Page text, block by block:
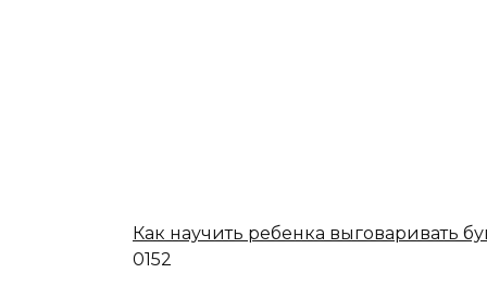
Как научить ребенка выговаривать
0152